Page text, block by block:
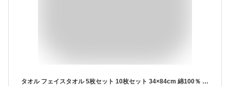
タオル フェイスタオル 5枚セット 10枚セット 34×84cm 綿100％ 無地 薄手 日常使い デイリーユース towel タオル フェイス 吸水 普段使いにちょうどいい 安い 乾きが早い 速乾 嵩張らない タオル A901